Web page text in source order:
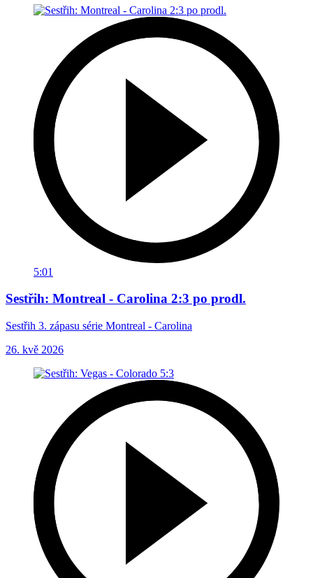
5:01
Sestřih: Montreal - Carolina 2:3 po prodl.
Sestřih 3. zápasu série Montreal - Carolina
26. kvě 2026